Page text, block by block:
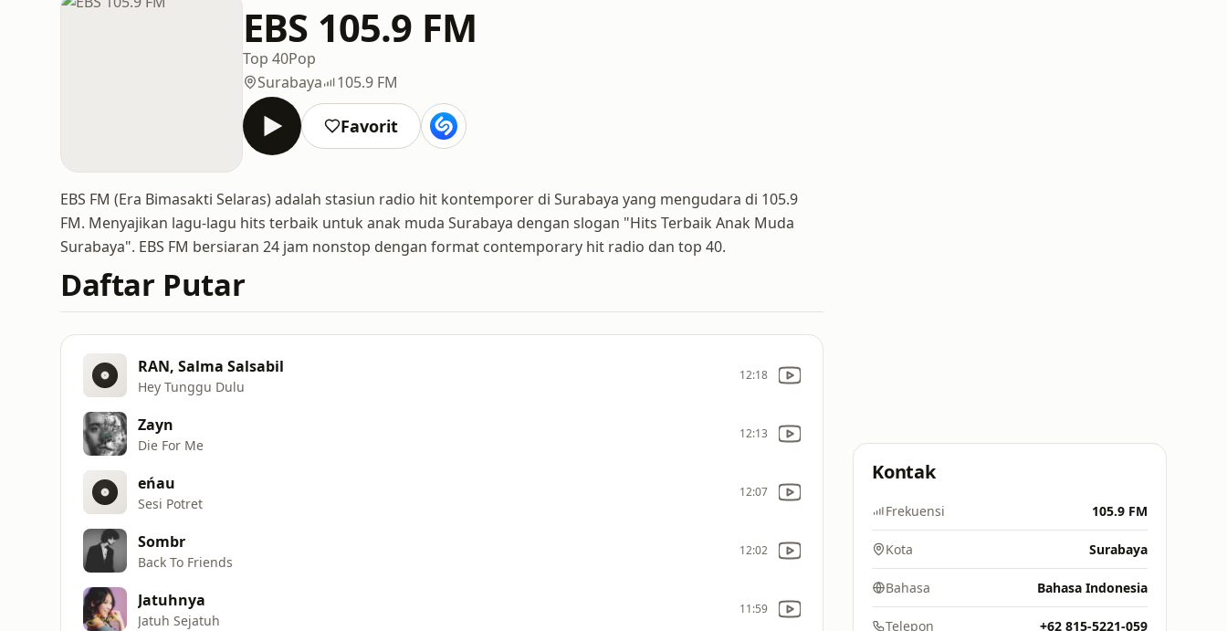
EBS 105.9 FM
Top 40Pop
Surabaya
105.9 FM
Favorit
EBS FM (Era Bimasakti Selaras) adalah stasiun radio hit kontemporer di Surabaya yang mengudara di 105.9
FM. Menyajikan lagu-lagu hits terbaik untuk anak muda Surabaya dengan slogan "Hits Terbaik Anak Muda
Surabaya". EBS FM bersiaran 24 jam nonstop dengan format contemporary hit radio dan top 40.
Daftar Putar
RAN, Salma Salsabil
Hey Tunggu Dulu
12:18
Zayn
Die For Me
12:13
eńau
Sesi Potret
12:07
Sombr
Back To Friends
12:02
Jatuhnya
Jatuh Sejatuh
11:59
Kontak
Frekuensi 105.9 FM
Kota Surabaya
Bahasa Bahasa Indonesia
Telepon +62 815-5221-059